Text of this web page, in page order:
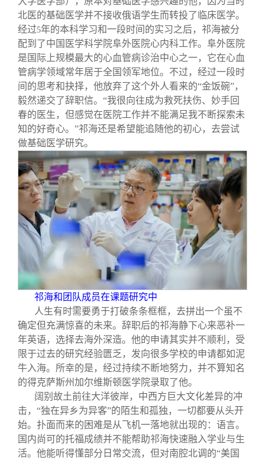
北医的基础医学并不接收俄语学生而转投了临床医学。
经过5年的本科学习和一段时间的实习之后，祁海被分
配到了中国医学科学院阜外医院心内科工作。阜外医院
是国际上规模最大的心血管病诊治中心之一，它在心血
管病学领域常年居于全国领军地位。不过，经过一段时
间的思考和抉择，他放弃了这个外人看来的“金饭碗”，
毅然递交了辞职信。“我很向往成为救死扶伤、妙手回
春的医生，但感觉在医院工作并不能满足我不断探索未
知的好奇心。”祁海还是希望能追随他的初心，去尝试
做基础医学研究。
祁海和团队成员在课题研究中
人生有时需要勇于打破条条框框，去拼出一个虽不
确定但充满惊喜的未来。辞职后的祁海静下心来恶补一
年英语，选择去海外深造。他的申请其实并不顺利，受
限于过去的研究经验匮乏，发向很多学校的申请都如泥
牛入海。所幸的是，经过持续不断地努力，并不算知名
的得克萨斯州加尔维斯顿医学院录取了他。
阔别故土前往大洋彼岸，中西方巨大文化差异的冲
击，“独在异乡为异客”的陌生和孤独，一切都要从头开
始。扑面而来的困难是从飞机一落地就出现的：语言。
国内尚可的托福成绩并不能帮助祁海快速融入学业与生
活。他能听得懂部分日常交流，但对南腔北调的“美国